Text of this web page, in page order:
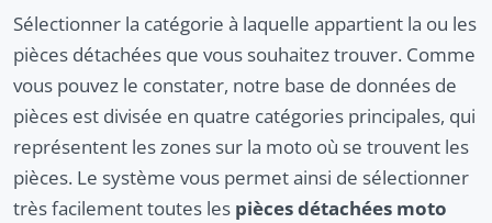
Sélectionner la catégorie à laquelle appartient la ou les
pièces détachées que vous souhaitez trouver. Comme
vous pouvez le constater, notre base de données de
pièces est divisée en quatre catégories principales, qui
représentent les zones sur la moto où se trouvent les
pièces. Le système vous permet ainsi de sélectionner
très facilement toutes les pièces détachées moto